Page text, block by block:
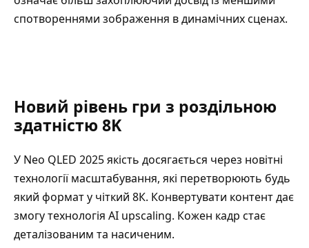
спотвореннями зображення в динамічних сценах.
Новий рівень гри з роздільною
здатністю 8K
У Neo QLED 2025 якість досягається через новітні
технології масштабування, які перетворюють будь
який формат у чіткий 8К. Конвертувати контент дає
змогу технологія AI upscaling. Кожен кадр стає
деталізованим та насиченим.